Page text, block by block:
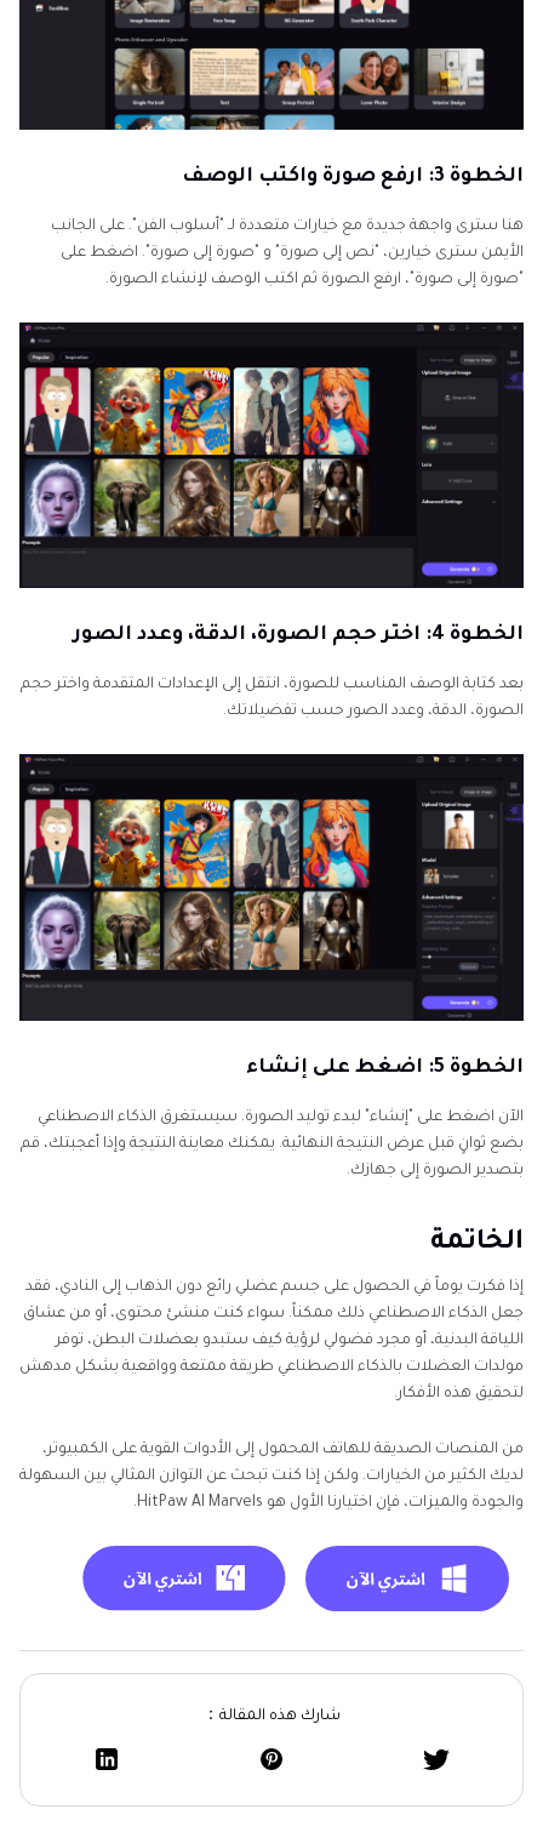
الخطوة 3: ارفع صورة واكتب الوصف
هنا سترى واجهة جديدة مع خيارات متعددة لـ "أسلوب الفن". على الجانب
الأيمن سترى خيارين، "نص إلى صورة" و "صورة إلى صورة". اضغط على
"صورة إلى صورة"، ارفع الصورة ثم اكتب الوصف لإنشاء الصورة.
الخطوة 4: اختر حجم الصورة، الدقة، وعدد الصور
بعد كتابة الوصف المناسب للصورة، انتقل إلى الإعدادات المتقدمة واختر حجم
الصورة، الدقة، وعدد الصور حسب تفضيلاتك.
الخطوة 5: اضغط على إنشاء
الآن اضغط على "إنشاء" لبدء توليد الصورة. سيستغرق الذكاء الاصطناعي
بضع ثوانٍ قبل عرض النتيجة النهائية. يمكنك معاينة النتيجة وإذا أعجبتك، قم
بتصدير الصورة إلى جهازك.
الخاتمة
إذا فكرت يوماً في الحصول على جسم عضلي رائع دون الذهاب إلى النادي، فقد
جعل الذكاء الاصطناعي ذلك ممكناً. سواء كنت منشئ محتوى، أو من عشاق
اللياقة البدنية، أو مجرد فضولي لرؤية كيف ستبدو بعضلات البطن، توفر
مولدات العضلات بالذكاء الاصطناعي طريقة ممتعة وواقعية بشكل مدهش
لتحقيق هذه الأفكار.
من المنصات الصديقة للهاتف المحمول إلى الأدوات القوية على الكمبيوتر،
لديك الكثير من الخيارات. ولكن إذا كنت تبحث عن التوازن المثالي بين السهولة
والجودة والميزات، فإن اختيارنا الأول هو HitPaw AI Marvels.
شارك هذه المقالة：